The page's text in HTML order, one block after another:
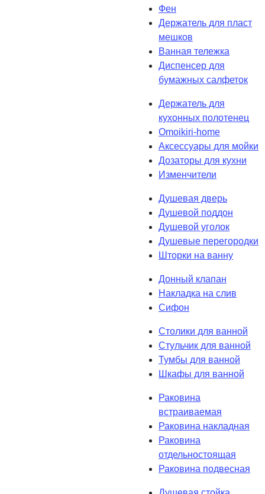
Фен
Держатель для пласт
мешков
Ванная тележка
Диспенсер для
бумажных салфеток
Держатель для
кухонных полотенец
Omoikiri-home
Аксессуары для мойки
Дозаторы для кухни
Изменчители
Душевая дверь
Душевой поддон
Душевой уголок
Душевые перегородки
Шторки на ванну
Донный клапан
Накладка на слив
Сифон
Столики для ванной
Стульчик для ванной
Тумбы для ванной
Шкафы для ванной
Раковина
встраиваемая
Раковина накладная
Раковина
отдельностоящая
Раковина подвесная